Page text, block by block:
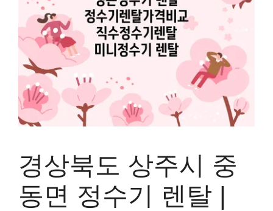
경상북도 상주시 중
동면 정수기 렌탈 |